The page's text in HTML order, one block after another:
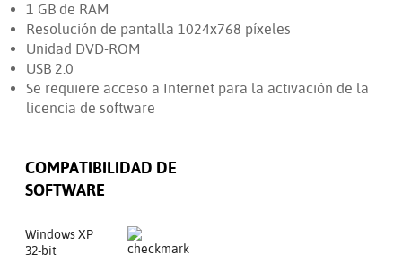
1 GB de RAM
Resolución de pantalla 1024x768 píxeles
Unidad DVD-ROM
USB 2.0
Se requiere acceso a Internet para la activación de la
licencia de software
COMPATIBILIDAD DE
SOFTWARE
Windows XP
32-bit